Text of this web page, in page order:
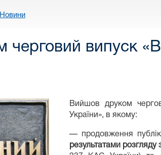
Новини
випуск
Вийшов друком
України», в якому:
— продовження
результатами розгляду